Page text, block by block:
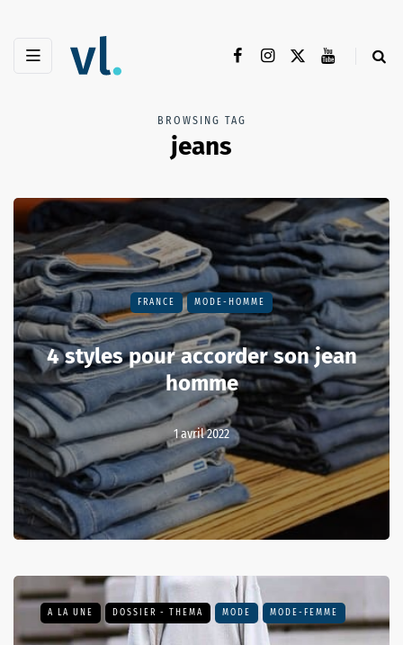
BROWSING TAG
jeans
FRANCE MODE-HOMME
4 styles pour accorder son jean
homme
1 avril 2022
A LA UNE DOSSIER - THEMA MODE MODE-FEMME